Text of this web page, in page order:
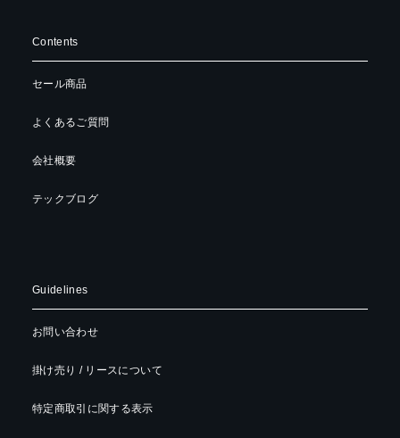
Contents
セール商品
よくあるご質問
会社概要
テックブログ
Guidelines
お問い合わせ
掛け売り / リースについて
特定商取引に関する表示